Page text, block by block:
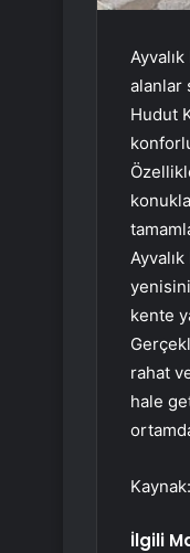
alanlar
Hudut
kente
rahat
hale
İlgili